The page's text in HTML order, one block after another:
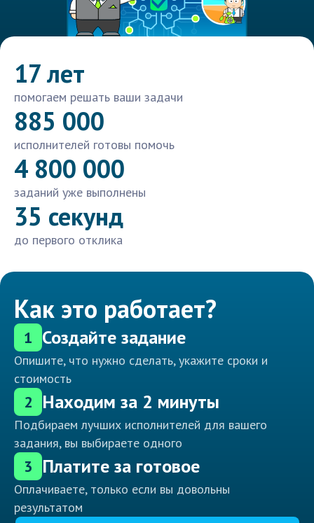
17 лет
помогаем решать ваши задачи
885 000
исполнителей готовы помочь
4 800 000
заданий уже выполнены
35 секунд
до первого отклика
Как это работает?
1 Создайте задание
Опишите, что нужно сделать, укажите сроки и
стоимость
2 Находим за 2 минуты
Подбираем лучших исполнителей для вашего
задания, вы выбираете одного
3 Платите за готовое
Оплачиваете, только если вы довольны
результатом